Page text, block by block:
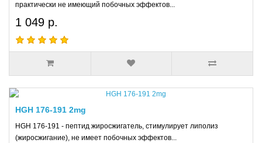
практически не имеющий побочных эффектов...
1 049 р.
HGH 176-191 2mg
HGH 176-191 - пептид жиросжигатель, стимулирует липолиз
(жиросжигание), не имеет побочных эффектов...